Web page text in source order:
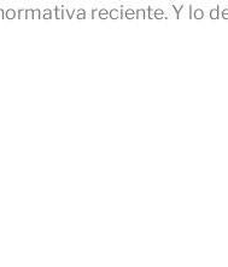
reciente. Y lo